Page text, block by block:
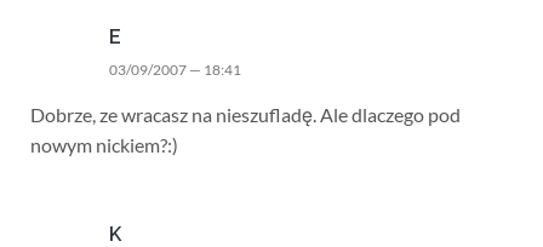
E
03/09/2007 — 18:41
Dobrze, ze wracasz na nieszufladę. Ale dlaczego pod
nowym nickiem?:)
K